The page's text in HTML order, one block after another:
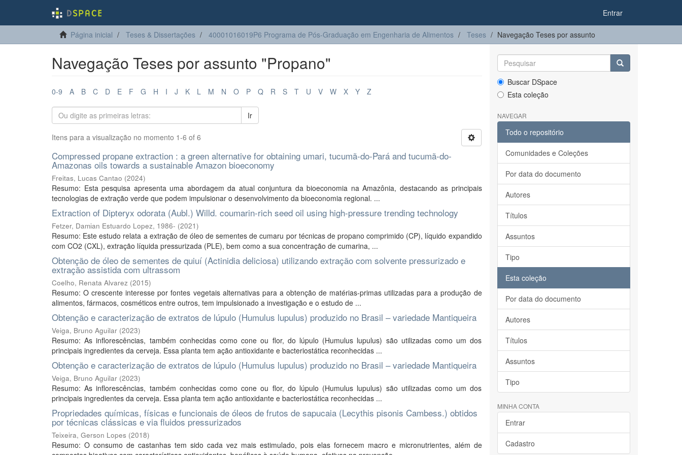
Entrar
Página inicial Teses & Dissertações 40001016019P6 Programa de Pós-Graduação em Engenharia de Alimentos Teses Navegação Teses por assunto
Navegação Teses por assunto "Propano"
0-9 A B C D E F G H I J K L M N O P Q R S T U V W X Y Z
Ir
Itens para a visualização no momento 1-6 of 6
Compressed propane extraction : a green alternative for obtaining umari, tucumã-do-Pará and tucumã-do-
Amazonas oils towards a sustainable Amazon bioeconomy
Freitas, Lucas Cantao (2024)
Resumo: Esta pesquisa apresenta uma abordagem da atual conjuntura da bioeconomia na Amazônia, destacando as principais
tecnologias de extração verde que podem impulsionar o desenvolvimento da bioeconomia regional. ...
Extraction of Dipteryx odorata (Aubl.) Willd. coumarin-rich seed oil using high-pressure trending technology
Fetzer, Damian Estuardo Lopez, 1986- (2021)
Resumo: Este estudo relata a extração de óleo de sementes de cumaru por técnicas de propano comprimido (CP), líquido expandido
com CO2 (CXL), extração líquida pressurizada (PLE), bem como a sua concentração de cumarina, ...
Obtenção de óleo de sementes de quiuí (Actinidia deliciosa) utilizando extração com solvente pressurizado e
extração assistida com ultrassom
Coelho, Renata Alvarez (2015)
Resumo: O crescente interesse por fontes vegetais alternativas para a obtenção de matérias-primas utilizadas para a produção de
alimentos, fármacos, cosméticos entre outros, tem impulsionado a investigação e o estudo de ...
Obtenção e caracterização de extratos de lúpulo (Humulus lupulus) produzido no Brasil – variedade Mantiqueira
Veiga, Bruno Aguilar (2023)
Resumo: As inflorescências, também conhecidas como cone ou flor, do lúpulo (Humulus lupulus) são utilizadas como um dos
principais ingredientes da cerveja. Essa planta tem ação antioxidante e bacteriostática reconhecidas ...
Obtenção e caracterização de extratos de lúpulo (Humulus lupulus) produzido no Brasil – variedade Mantiqueira
Veiga, Bruno Aguilar (2023)
Resumo: As inflorescências, também conhecidas como cone ou flor, do lúpulo (Humulus lupulus) são utilizadas como um dos
principais ingredientes da cerveja. Essa planta tem ação antioxidante e bacteriostática reconhecidas ...
Propriedades químicas, físicas e funcionais de óleos de frutos de sapucaia (Lecythis pisonis Cambess.) obtidos
por técnicas clássicas e via fluidos pressurizados
Teixeira, Gerson Lopes (2018)
Resumo: O consumo de castanhas tem sido cada vez mais estimulado, pois elas fornecem macro e micronutrientes, além de
Buscar DSpace
Esta coleção
NAVEGAR
Todo o repositório
Comunidades e Coleções
Por data do documento
Autores
Títulos
Assuntos
Tipo
Esta coleção
Por data do documento
Autores
Títulos
Assuntos
Tipo
MINHA CONTA
Entrar
Cadastro